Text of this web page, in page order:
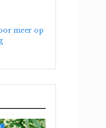
meer op